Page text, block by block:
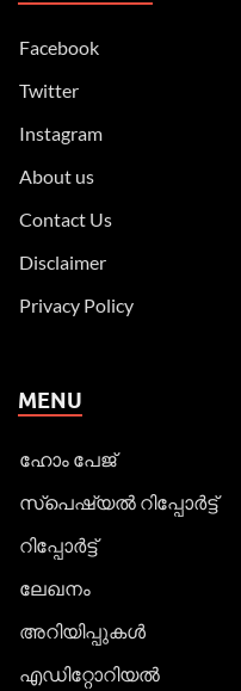
Facebook
Twitter
Instagram
About us
Contact Us
Disclaimer
Privacy Policy
MENU
ഹോം പേജ്
സ്പെഷ്യൽ റിപ്പോര്‍ട്ട്
റിപ്പോര്‍ട്ട്
ലേഖനം
അറിയിപ്പുകള്‍
എഡിറ്റോറിയല്‍